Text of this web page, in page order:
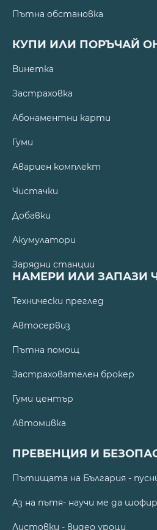
Пътна обстановка
КУПИ ИЛИ ПОРЪЧАЙ
Винетка
Застраховка
Абонаментни карти
Гуми
Авариен комплект
Чистачки
Добавки
Акумулатори
Зарядни станции
НАМЕРИ ИЛИ ЗАПАЗИ
Технически преглед
Автосервиз
Пътна помощ
Застрахователен брокер
Гуми център
Автомивка
ПРЕВЕНЦИЯ И
Пътищата на България -
Аз на пътя- научи ме да
Листовки - видео уроци